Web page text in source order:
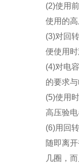
(2)使用
使用的
(3)对回
便使用
(4)对电
的要求
(5)使用
高压验
(6)用回
随即离
几圈，